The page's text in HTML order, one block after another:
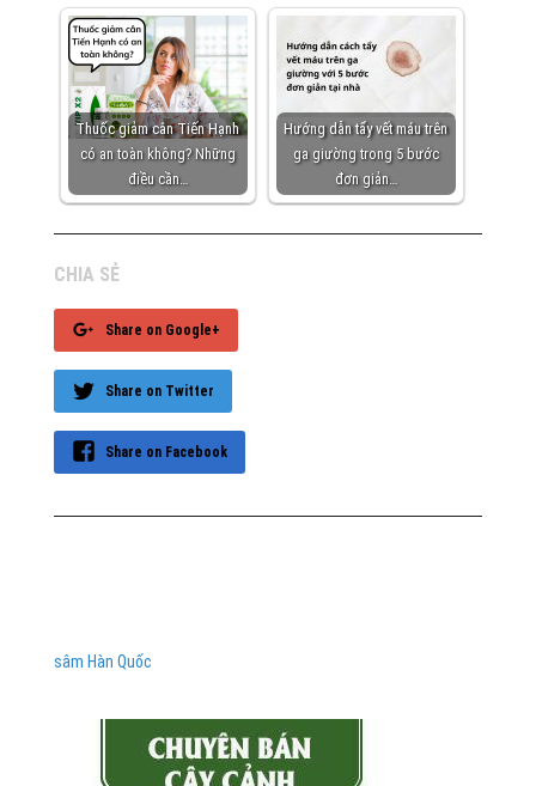
Thuốc giảm cân Tiến Hạnh
có an toàn không? Những
điều cần…
Hướng dẫn tẩy vết máu trên
ga giường trong 5 bước
đơn giản…
CHIA SẺ
Share on Google+
Share on Twitter
Share on Facebook
sâm Hàn Quốc